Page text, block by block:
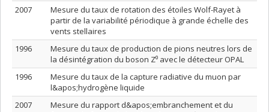
2007
Mesure du taux de rotation des étoiles Wolf-Rayet à
partir de la variabilité périodique à grande échelle des
vents stellaires
1996
Mesure du taux de production de pions neutres lors de
la désintégration du boson Z⁰ avec le détecteur OPAL
1996
Mesure du taux de la capture radiative du muon par
l&apos;hydrogène liquide
2007
Mesure du rapport d&apos;embranchement et du